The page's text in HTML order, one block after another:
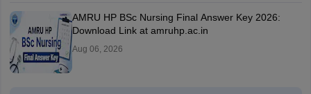
AMRU HP BSc Nursing Final Answer Key 2026:
Download Link at amruhp.ac.in
Aug 06, 2026